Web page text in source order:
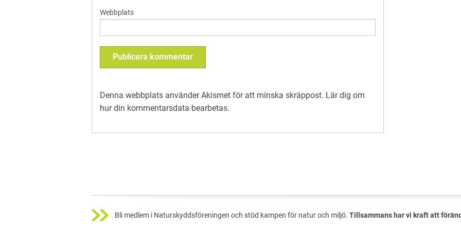
Webbplats
Denna webbplats använder Akismet för att minska skräppost. Lär dig om
hur din kommentarsdata bearbetas.
Bli medlem i Naturskyddsföreningen och stöd kampen för natur och miljö. Tillsammans har vi kraft att